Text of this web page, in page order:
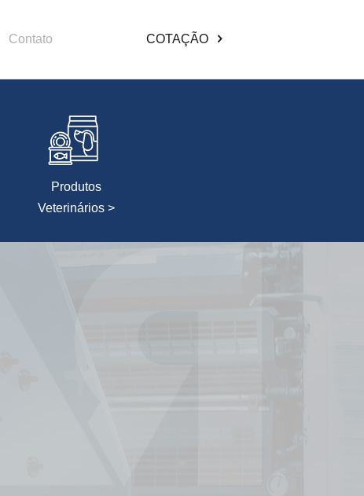
Contato COTAÇÃO
Produtos
Veterinários >